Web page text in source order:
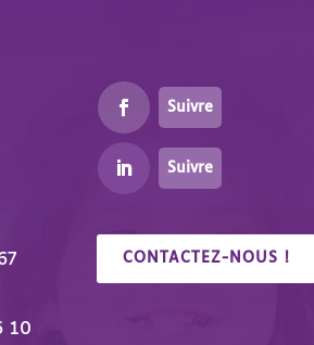
10
Suivre
Suivre
CONTACTEZ-NOUS !